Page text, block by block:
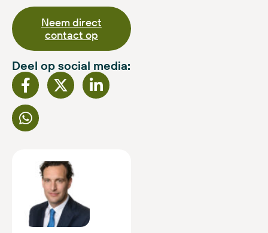
Neem direct
contact op
Deel op social media: